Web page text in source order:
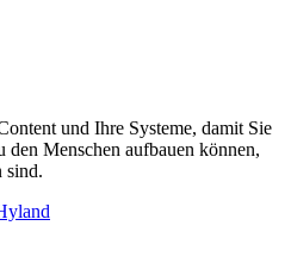
und Ihre Systeme, damit Sie
den Menschen aufbauen können,
sind.